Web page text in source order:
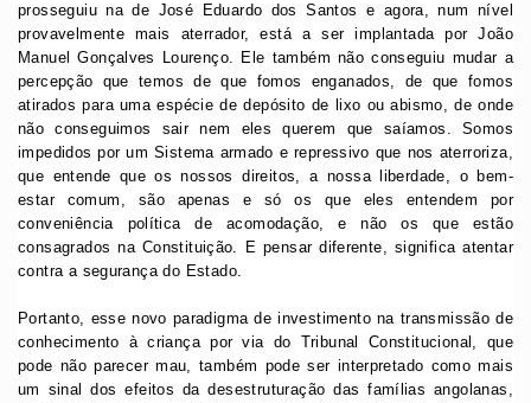
prosseguiu na de José Eduardo dos Santos e agora, num nível
provavelmente mais aterrador, está a ser implantada por João
Manuel Gonçalves Lourenço. Ele também não conseguiu mudar a
percepção que temos de que fomos enganados, de que fomos
atirados para uma espécie de depósito de lixo ou abismo, de onde
não conseguimos sair nem eles querem que saíamos. Somos
impedidos por um Sistema armado e repressivo que nos aterroriza,
que entende que os nossos direitos, a nossa liberdade, o bem-
estar comum, são apenas e só os que eles entendem por
conveniência política de acomodação, e não os que estão
consagrados na Constituição. E pensar diferente, significa atentar
contra a segurança do Estado.
Portanto, esse novo paradigma de investimento na transmissão de
conhecimento à criança por via do Tribunal Constitucional, que
pode não parecer mau, também pode ser interpretado como mais
um sinal dos efeitos da desestruturação das famílias angolanas,